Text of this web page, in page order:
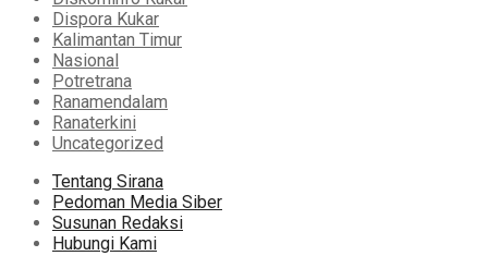
Dispora Kukar
Kalimantan Timur
Nasional
Potretrana
Ranamendalam
Ranaterkini
Uncategorized
Tentang Sirana
Pedoman Media Siber
Susunan Redaksi
Hubungi Kami